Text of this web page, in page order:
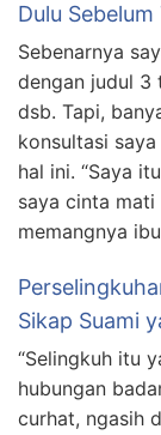
Dulu Sebelum
Sebenarnya
dengan judul 3
dsb. Tapi,
konsultasi
hal ini. “Saya
saya cinta mati
memangnya
Sikap Suami
“Selingkuh itu
hubungan
curhat, ngasih